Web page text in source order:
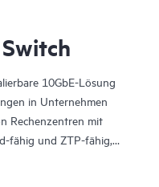
10GbE-Lösung
in Unternehmen
Rechenzentren mit
fähig und ZTP-fähig,
um die Erfahrungen